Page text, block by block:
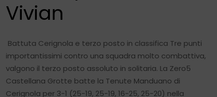
Vivian
Battuta Cerignola e terzo posto in classifica Tre punti
importantissimi contro una squadra molto combattiva,
valgono il terzo posto assoluto in solitaria. La Zero5
Castellana Grotte batte la Tenute Manduano di
Cerignola per 3-1 (25-19, 25-19, 16-25, 25-20) nella